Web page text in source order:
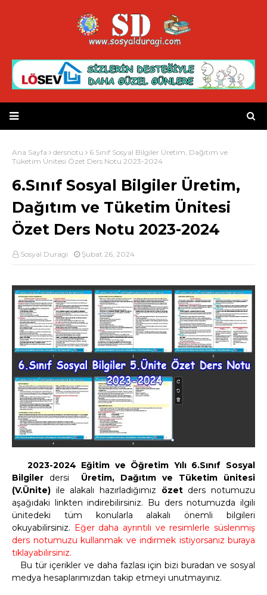
Ana Sayfa dersnotu
6.Sınıf Sosyal Bilgiler Üretim, Dağıtım ve
Tüketim Ünitesi Özet Ders Notu 2023-2024
6.Sınıf Sosyal Bilgiler Üretim,
Dağıtım ve Tüketim Ünitesi
Özet Ders Notu 2023-2024
Sosyal Duragi Şubat 26, 2024
2023-2024 Eğitim ve Öğretim Yılı 6.Sınıf Sosyal
Bilgiler dersi Üretim, Dağıtım ve Tüketim ünitesi
(V.Ünite) ile alakalı hazırladığımız özetders notumuzu
aşağıdaki linkten indirebilirsiniz. Bu ders notumuzda ilgili
ünitedeki tüm konularla alakalı önemli bilgileri
okuyabilirsiniz.
Eğer daha ayrıntılı ve resimlerle süslenmiş
ders notumuzu kullanmak ve indirmek istiyorsanız buraya
tıklayabilirsiniz.
Bu tür içerikler ve daha fazlası için bizi buradan ve sosyal
medya hesaplarımızdan takip etmeyi unutmayınız.